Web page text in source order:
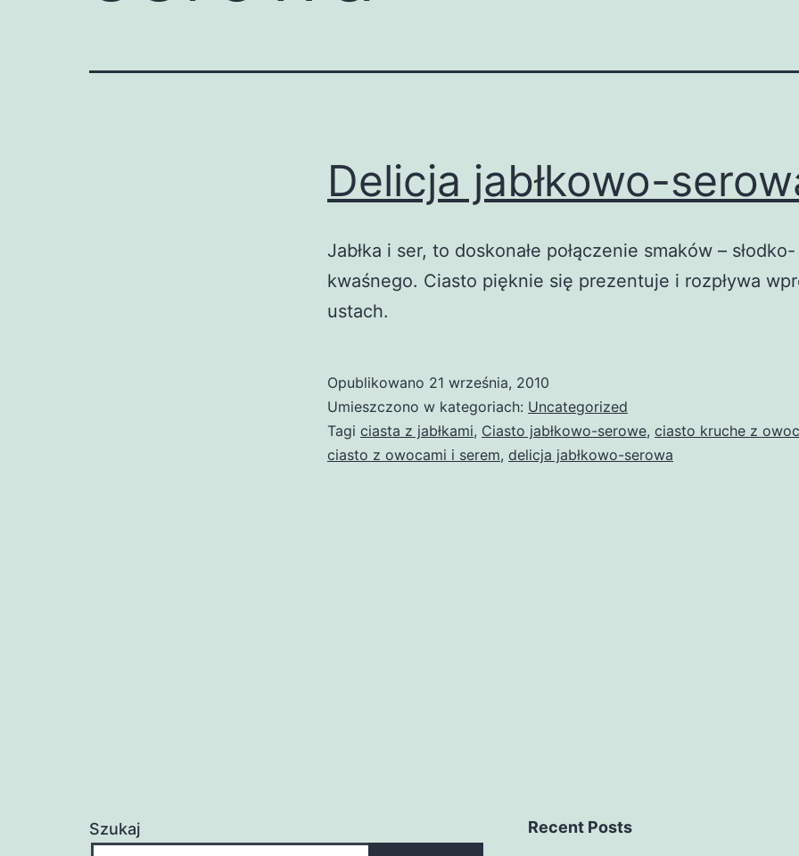
Delicja jabłkowo-
Jabłka i ser, to doskonałe połączenie smaków – słodko-
kwaśnego. Ciasto pięknie się prezentuje i rozpływa
ustach.
Opublikowano 21 września, 2010
Umieszczono w kategoriach: Uncategorized
Tagi ciasta z jabłkami, Ciasto jabłkowo-serowe, ciasto kruche z
ciasto z owocami i serem, delicja jabłkowo-serowa
Szukaj Recent Posts